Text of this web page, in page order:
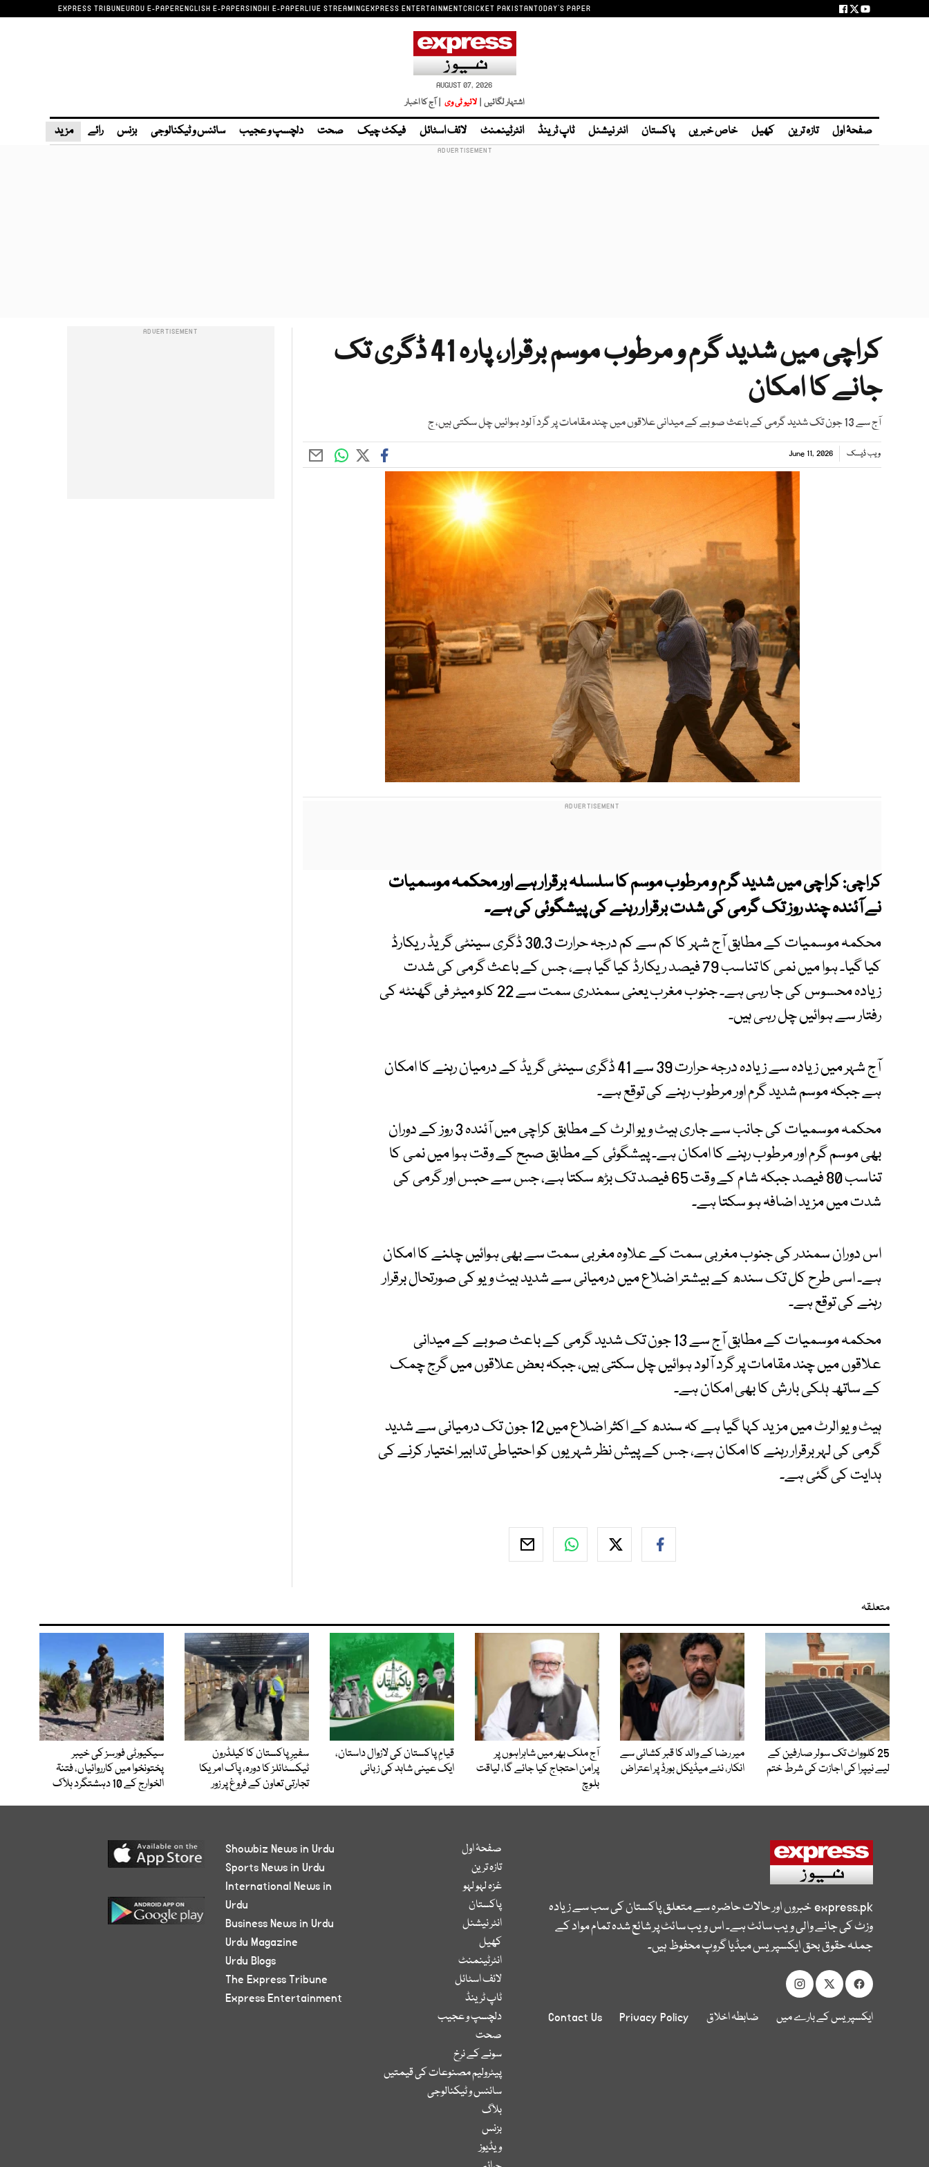
EXPRESS TRIBUNEURDU E-PAPERENGLISH E-PAPERSINDHI E-PAPERLIVE STREAMINGEXPRESS ENTERTAINMENTCRICKET PAKISTANTODAY'S PAPER
AUGUST 07, 2026
اشتہار لگائیں | لائیو ٹی وی | آج کا اخبار
صفحۂ اول تازہ ترین کھیل خاص خبریں پاکستان انٹر نیشنل ٹاپ ٹرینڈ انٹرٹینمنٹ لائف اسٹائل فیکٹ چیک صحت دلچسپ و عجیب سائنس و ٹیکنالوجی بزنس رائے مزید
کراچی میں شدید گرم و مرطوب موسم برقرار، پارہ 41 ڈگری تک
جانے کا امکان
آج سے 13 جون تک شدید گرمی کے باعث صوبے کے میدانی علاقوں میں چند مقامات پر گرد آلود ہوائیں چل سکتی ہیں، ج
ویب ڈیسک June 11, 2026
کراچی:کراچی میں شدید گرم و مرطوب موسم کا سلسلہ برقرار ہے اور محکمہ موسمیات
نے آئندہ چند روز تک گرمی کی شدت برقرار رہنے کی پیشگوئی کی ہے۔
محکمہ موسمیات کے مطابق آج شہر کا کم سے کم درجہ حرارت 30.3 ڈگری سینٹی گریڈ ریکارڈ
کیا گیا۔ ہوا میں نمی کا تناسب 79 فیصد ریکارڈ کیا گیا ہے، جس کے باعث گرمی کی شدت
زیادہ محسوس کی جا رہی ہے۔ جنوب مغرب یعنی سمندری سمت سے 22 کلو میٹر فی گھنٹہ کی
رفتار سے ہوائیں چل رہی ہیں۔
آج شہر میں زیادہ سے زیادہ درجہ حرارت 39 سے 41 ڈگری سینٹی گریڈ کے درمیان رہنے کا امکان
ہے جبکہ موسم شدید گرم اور مرطوب رہنے کی توقع ہے۔
محکمہ موسمیات کی جانب سے جاری ہیٹ ویو الرٹ کے مطابق کراچی میں آئندہ 3 روز کے دوران
بھی موسم گرم اور مرطوب رہنے کا امکان ہے۔ پیشگوئی کے مطابق صبح کے وقت ہوا میں نمی کا
تناسب 80 فیصد جبکہ شام کے وقت 65 فیصد تک بڑھ سکتا ہے، جس سے حبس اور گرمی کی
شدت میں مزید اضافہ ہو سکتا ہے۔
اس دوران سمندر کی جنوب مغربی سمت کے علاوہ مغربی سمت سے بھی ہوائیں چلنے کا امکان
ہے۔ اسی طرح کل تک سندھ کے بیشتر اضلاع میں درمیانی سے شدید ہیٹ ویو کی صورتحال برقرار
رہنے کی توقع ہے۔
محکمہ موسمیات کے مطابق آج سے 13 جون تک شدید گرمی کے باعث صوبے کے میدانی
علاقوں میں چند مقامات پر گرد آلود ہوائیں چل سکتی ہیں، جبکہ بعض علاقوں میں گرج چمک
کے ساتھ ہلکی بارش کا بھی امکان ہے۔
ہیٹ ویو الرٹ میں مزید کہا گیا ہے کہ سندھ کے اکثر اضلاع میں 12 جون تک درمیانی سے شدید
گرمی کی لہر برقرار رہنے کا امکان ہے، جس کے پیش نظر شہریوں کو احتیاطی تدابیر اختیار کرنے کی
ہدایت کی گئی ہے۔
متعلقہ
25 کلوواٹ تک سولر صارفین کے
لیے نیپرا کی اجازت کی شرط ختم
میر رضا کے والد کا قبر کشائی سے
انکار، نئے میڈیکل بورڈ پر اعتراض
آج ملک بھر میں شاہراہوں پر
پرامن احتجاج کیا جائے گا، لیاقت
بلوچ
قیامِ پاکستان کی لازوال داستان،
ایک عینی شاہد کی زبانی
سفیرِ پاکستان کا کیلڈرون
ٹیکسٹائلز کا دورہ، پاک امریکا
تجارتی تعاون کے فروغ پر زور
سیکیورٹی فورسز کی خیبر
پختونخوا میں کارروائیاں، فتنۃ
الخوارج کے 10 دہشتگرد ہلاک
express.pkخبروں اور حالات حاضرہ سے متعلق پاکستان کی سب سے زیادہ
وزٹ کی جانے والی ویب سائٹ ہے۔ اس ویب سائٹ پر شائع شدہ تمام مواد کے
جملہ حقوق بحق ایکسپریس میڈیا گروپ محفوظ ہیں۔
ایکسپریس کے بارے میں ضابطہ اخلاق Privacy Policy
Contact Us
صفحۂ اول
تازہ ترین
غزہ لہو لہو
پاکستان
انٹر نیشنل
کھیل
انٹرٹینمنٹ
لائف اسٹائل
ٹاپ ٹرینڈ
دلچسپ و عجیب
صحت
سونے کے نرخ
پیٹرولیم مصنوعات کی قیمتیں
سائنس و ٹیکنالوجی
بلاگ
بزنس
ویڈیوز
Showbiz News in Urdu
Sports News in Urdu
International News in
Urdu
Business News in Urdu
Urdu Magazine
Urdu Blogs
The Express Tribune
Express Entertainment